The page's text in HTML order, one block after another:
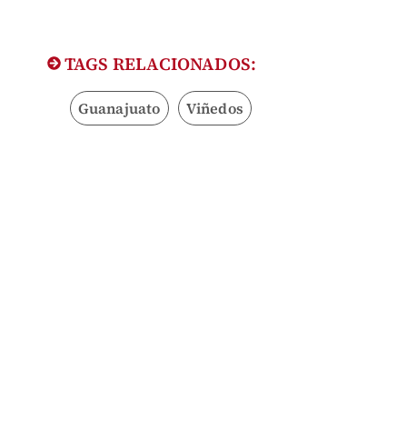
TAGS RELACIONADOS:
Guanajuato Viñedos